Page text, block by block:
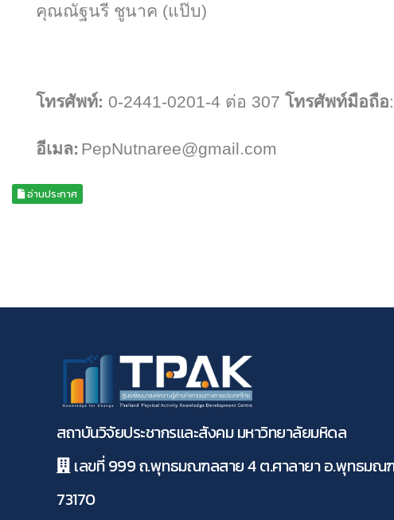
คุณณัฐนรี ชูนาค (แป๊บ)
โทรศัพท์: 0-2441-0201-4 ต่อ 307 โทรศัพท์มือถือ
อีเมล: PepNutnaree@gmail.com
อ่านประกาศ
สถาบันวิจัยประชากรและสังคม มหาวิทยาลัยมหิดล
เลขที่ 999 ถ.พุทธมณฑลสาย 4 ต.ศาลายา อ.พุทธมณ
73170